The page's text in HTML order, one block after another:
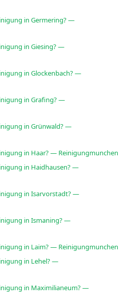
in Germering? —
in Giesing? —
in Glockenbach? —
in Grafing? —
in Grünwald? —
in Haar? — Reinigungmunchen
in Haidhausen? —
in Isarvorstadt? —
in Ismaning? —
in Laim? — Reinigungmunchen
in Lehel? —
in Maximilianeum? —